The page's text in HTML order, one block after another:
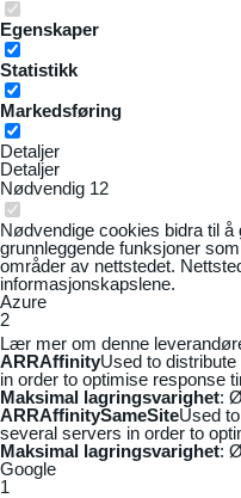
Egenskaper
Statistikk
Markedsføring
Detaljer
Detaljer
Nødvendig 12
Nødvendige cookies bidra til
grunnleggende funksjoner
områder av nettstedet.
informasjonskapslene.
Azure
2
Lær mer om denne
ARRAffinityUsed to
in order to optimise response
Maksimal lagringsvarighet:
ARRAffinitySameSiteUsed
several servers in order to
Maksimal lagringsvarighet:
Google
1